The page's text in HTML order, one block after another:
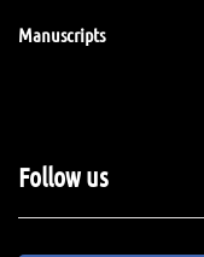
Manuscripts
Follow us